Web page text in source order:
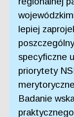
lepiej
specyficzne
priorytety
Badanie